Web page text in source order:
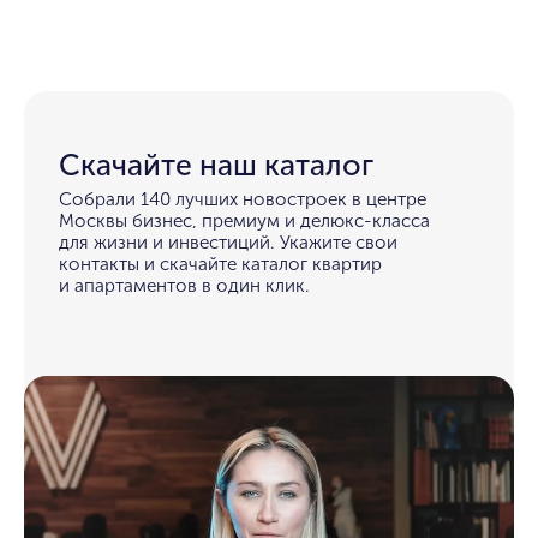
Скачайте наш каталог
Собрали 140 лучших новостроек в центре
Москвы бизнес, премиум и делюкс-класса
для жизни и инвестиций. Укажите свои
контакты и скачайте каталог квартир
и апартаментов в один клик.